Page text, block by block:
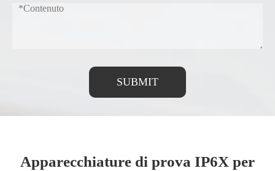
SUBMIT
Apparecchiature di prova IP6X per